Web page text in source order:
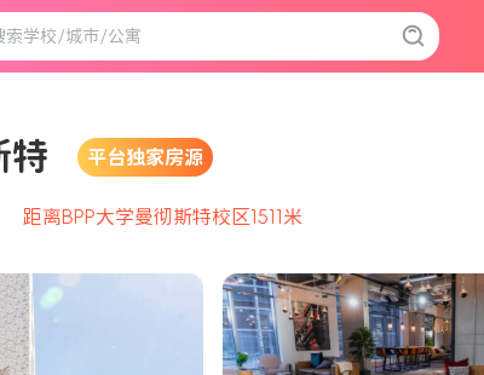
特 平台独家房源
距离BPP大学曼彻斯特校区1511米